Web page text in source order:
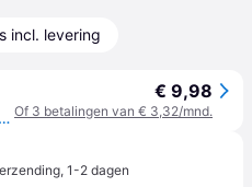
incl. levering
Ravensburger CreArt schilderen op nummer cheeky Pikachu
€ 9,98
Of 3 betalingen van € 3,32/mnd.
, 1-2 dagen